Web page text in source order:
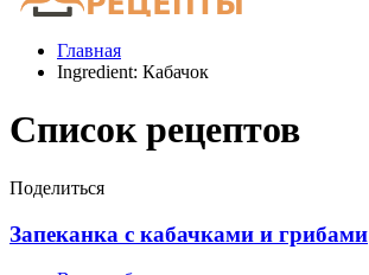
Главная
Ingredient: Кабачок
Список рецептов
Поделиться
Запеканка с кабачками и грибами